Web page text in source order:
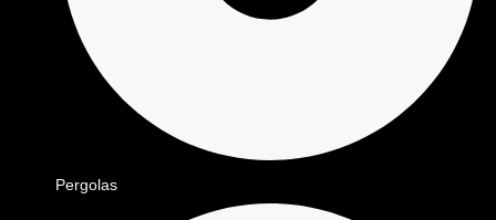
Pergolas